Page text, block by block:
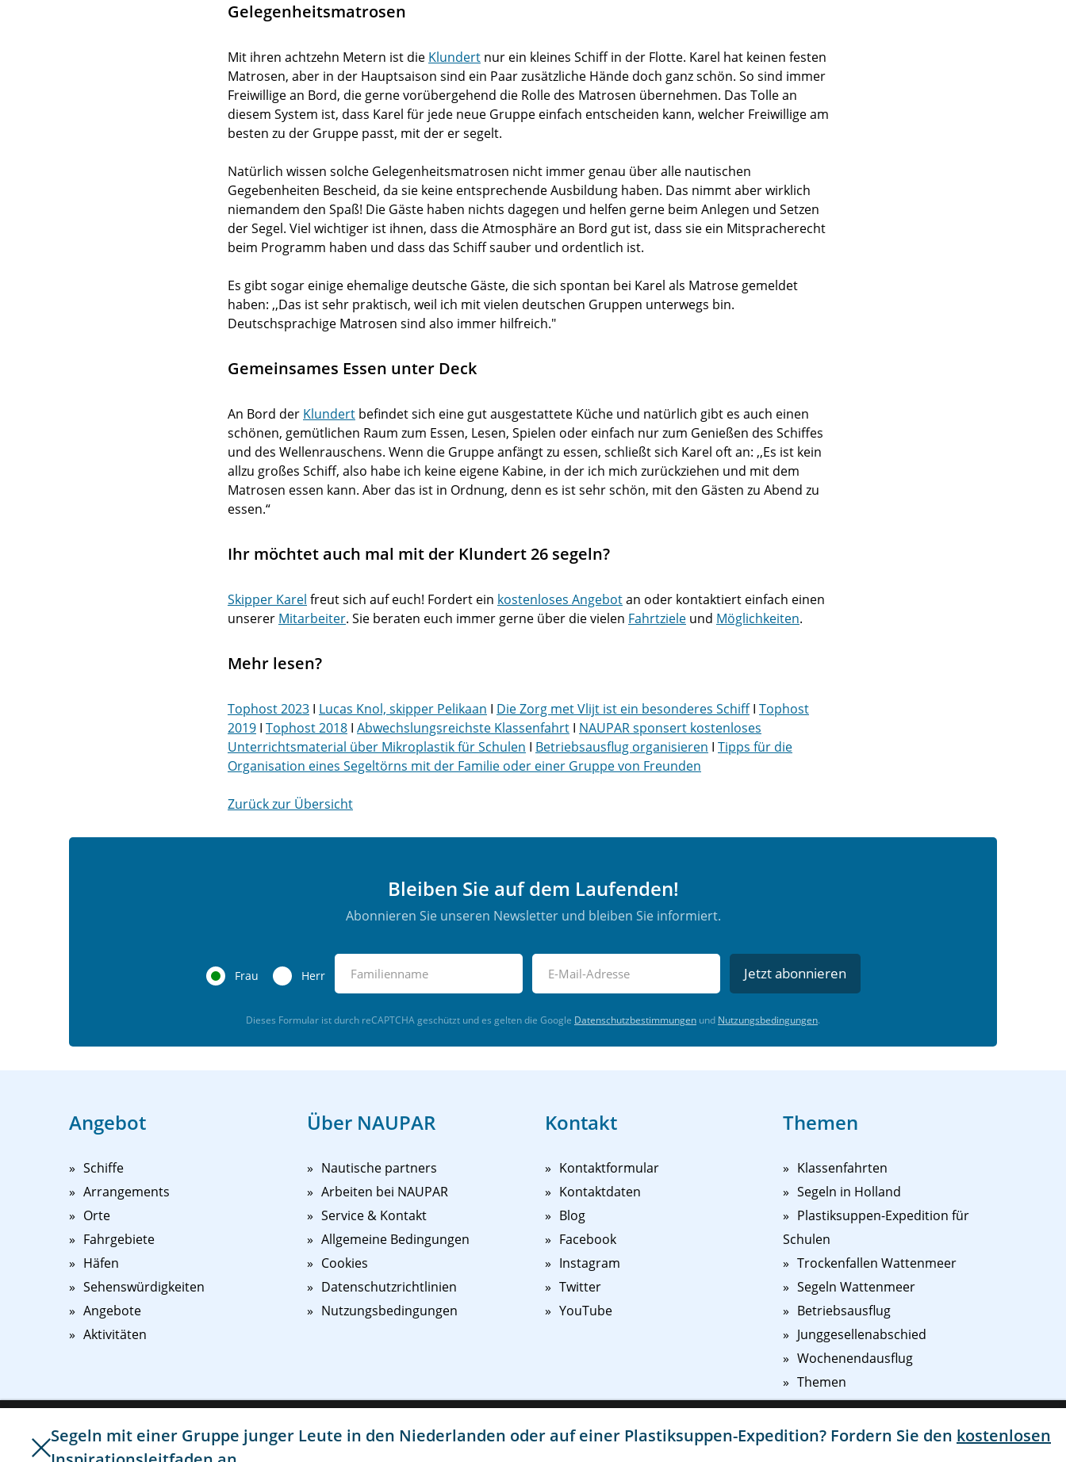
Gelegenheitsmatrosen
Mit ihren achtzehn Metern ist die Klundert nur ein kleines Schiff in der Flotte. Karel hat keinen festen
Matrosen, aber in der Hauptsaison sind ein Paar zusätzliche Hände doch ganz schön. So sind immer
Freiwillige an Bord, die gerne vorübergehend die Rolle des Matrosen übernehmen. Das Tolle an
diesem System ist, dass Karel für jede neue Gruppe einfach entscheiden kann, welcher Freiwillige am
besten zu der Gruppe passt, mit der er segelt.
Natürlich wissen solche Gelegenheitsmatrosen nicht immer genau über alle nautischen
Gegebenheiten Bescheid, da sie keine entsprechende Ausbildung haben. Das nimmt aber wirklich
niemandem den Spaß! Die Gäste haben nichts dagegen und helfen gerne beim Anlegen und Setzen
der Segel. Viel wichtiger ist ihnen, dass die Atmosphäre an Bord gut ist, dass sie ein Mitspracherecht
beim Programm haben und dass das Schiff sauber und ordentlich ist.
Es gibt sogar einige ehemalige deutsche Gäste, die sich spontan bei Karel als Matrose gemeldet
haben: ,,Das ist sehr praktisch, weil ich mit vielen deutschen Gruppen unterwegs bin.
Deutschsprachige Matrosen sind also immer hilfreich."
Gemeinsames Essen unter Deck
An Bord der Klundert befindet sich eine gut ausgestattete Küche und natürlich gibt es auch einen
schönen, gemütlichen Raum zum Essen, Lesen, Spielen oder einfach nur zum Genießen des Schiffes
und des Wellenrauschens. Wenn die Gruppe anfängt zu essen, schließt sich Karel oft an: ,,Es ist kein
allzu großes Schiff, also habe ich keine eigene Kabine, in der ich mich zurückziehen und mit dem
Matrosen essen kann. Aber das ist in Ordnung, denn es ist sehr schön, mit den Gästen zu Abend zu
essen.“
Ihr möchtet auch mal mit der Klundert 26 segeln?
Skipper Karel freut sich auf euch! Fordert ein kostenloses Angebotan oder kontaktiert einfach einen
unserer Mitarbeiter. Sie beraten euch immer gerne über die vielen Fahrtziele und Möglichkeiten.
Mehr lesen?
Tophost 2023 I Lucas Knol, skipper Pelikaan I Die Zorg met Vlijt ist ein besonderes SchiffI Tophost
2019 I Tophost 2018 I Abwechslungsreichste Klassenfahrt I NAUPAR sponsert kostenloses
Unterrichtsmaterial über Mikroplastik für Schulen I Betriebsausflug organisieren I Tipps für die
Organisation eines Segeltörns mit der Familie oder einer Gruppe von Freunden
Zurück zur Übersicht
Bleiben Sie auf dem Laufenden!
Abonnieren Sie unseren Newsletter und bleiben Sie informiert.
Frau Herr Jetzt abonnieren
Dieses Formular ist durch reCAPTCHA geschützt und es gelten die Google Datenschutzbestimmungen und Nutzungsbedingungen.
Angebot
Schiffe
Arrangements
Orte
Fahrgebiete
Häfen
Sehenswürdigkeiten
Angebote
Aktivitäten
Über NAUPAR
Nautische partners
Arbeiten bei NAUPAR
Service & Kontakt
Allgemeine Bedingungen
Cookies
Datenschutzrichtlinien
Nutzungsbedingungen
Kontakt
Kontaktformular
Kontaktdaten
Blog
Facebook
Instagram
Twitter
YouTube
Themen
Klassenfahrten
Segeln in Holland
Plastiksuppen-Expedition für
Schulen
Trockenfallen Wattenmeer
Segeln Wattenmeer
Betriebsausflug
Junggesellenabschied
Wochenendausflug
Themen
Segeln mit einer Gruppe junger Leute in den Niederlanden oder auf einer Plastiksuppen-Expedition? Fordern Sie den kostenlosen
Um den Besuch unserer Website für Sie noch einfacher und persönlicher zu gestalten und Ihnen einen besseren Service zu bieten,
verwenden wir Cookies und ähnliche Techniken. Dies ermöglicht uns und Dritten, Werbung und Inhalte innerhalb und außerhalb
Ich stimme zu Einstellungen